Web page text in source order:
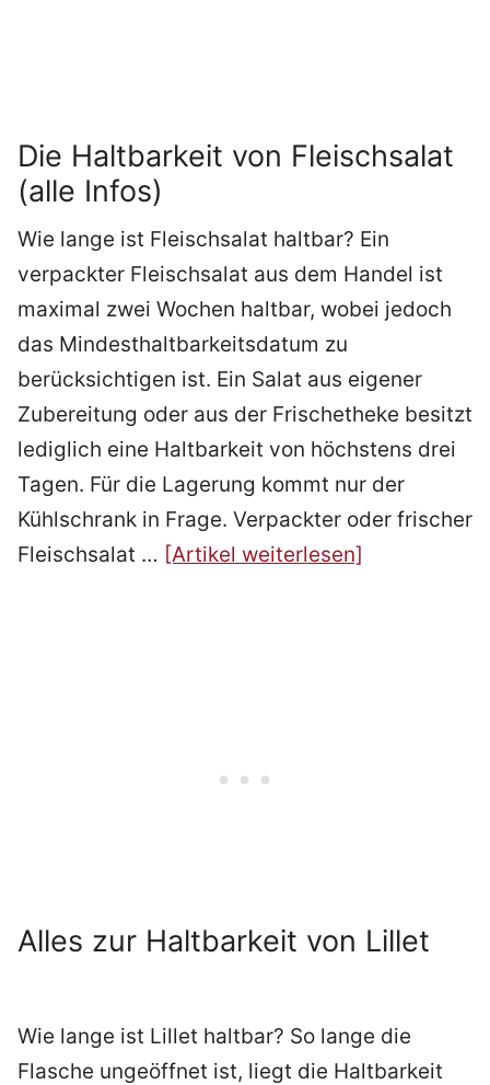
Die Haltbarkeit von Fleischsalat
(alle Infos)
Wie lange ist Fleischsalat haltbar? Ein
verpackter Fleischsalat aus dem Handel ist
maximal zwei Wochen haltbar, wobei jedoch
das Mindesthaltbarkeitsdatum zu
berücksichtigen ist. Ein Salat aus eigener
Zubereitung oder aus der Frischetheke besitzt
lediglich eine Haltbarkeit von höchstens drei
Tagen. Für die Lagerung kommt nur der
Kühlschrank in Frage. Verpackter oder frischer
Fleischsalat … [Artikel weiterlesen]
Alles zur Haltbarkeit von Lillet
Wie lange ist Lillet haltbar? So lange die
Flasche ungeöffnet ist, liegt die Haltbarkeit